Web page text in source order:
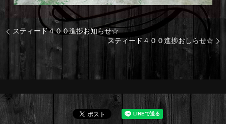
スティード４００進捗お知らせ☆
スティード４００進捗おしらせ☆